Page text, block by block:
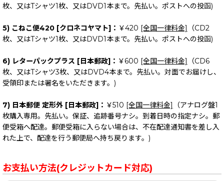
枚、又はTシャツ1枚、又はDVD1本まで。先払い。ポストへの投函)
5) こねこ便420 [クロネコヤマト]： ￥420 [全国一律料金]
（CD2
枚、又はTシャツ1枚、又はDVD1本まで。先払い。ポストへの投函)
6) レターパックプラス [日本郵政]： ￥600 [全国一律料金]
（CD6
枚、又はTシャツ3枚、又はDVD4本まで。先払い。対面でお届けし、
受領印または署名をいただきます。)
7) 日本郵便 定形外 [日本郵政]： ￥510 [全国一律料金]
（アナログ盤1
枚購入専用。先払い。保証、追跡番号ナシ。到着日時の指定ナシ。郵
便受箱へ配達。郵便受箱に入らない場合は、不在配達通知書を差し入
れた上で、配達を行う郵便局へ持ち戻ります。)
お支払い方法(クレジットカード対応)